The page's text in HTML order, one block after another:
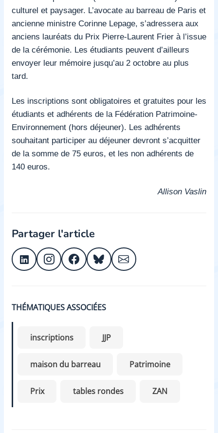
culturel et paysager. L’avocate au barreau de Paris et
ancienne ministre Corinne Lepage, s’adressera aux
anciens lauréats du Prix Pierre-Laurent Frier à l’issue
de la cérémonie. Les étudiants peuvent d’ailleurs
envoyer leur mémoire jusqu’au 2 octobre au plus
tard.
Les inscriptions sont obligatoires et gratuites pour les
étudiants et adhérents de la Fédération Patrimoine-
Environnement (hors déjeuner). Les adhérents
souhaitant participer au déjeuner devront s’acquitter
de la somme de 75 euros, et les non adhérents de
140 euros.
Allison Vaslin
Partager l'article
THÉMATIQUES ASSOCIÉES
inscriptions JJP
maison du barreau Patrimoine
Prix tables rondes ZAN